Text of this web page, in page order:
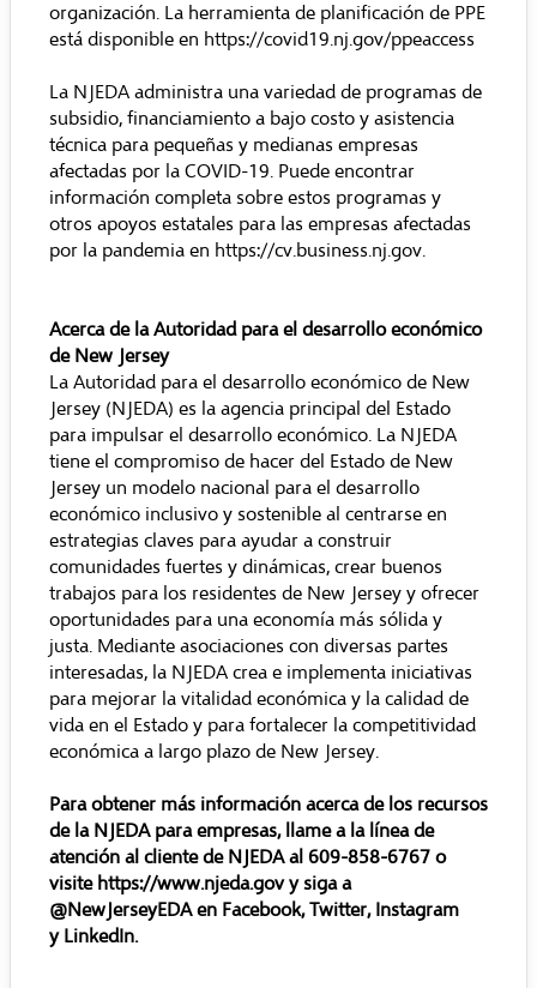
organización. La herramienta de planificación de PPE
está disponible en https://covid19.nj.gov/ppeaccess
La NJEDA administra una variedad de programas de
subsidio, financiamiento a bajo costo y asistencia
técnica para pequeñas y medianas empresas
afectadas por la COVID-19. Puede encontrar
información completa sobre estos programas y
otros apoyos estatales para las empresas afectadas
por la pandemia en https://cv.business.nj.gov.
Acerca de la Autoridad para el desarrollo económico
de New Jersey
La Autoridad para el desarrollo económico de New
Jersey (NJEDA) es la agencia principal del Estado
para impulsar el desarrollo económico. La NJEDA
tiene el compromiso de hacer del Estado de New
Jersey un modelo nacional para el desarrollo
económico inclusivo y sostenible al centrarse en
estrategias claves para ayudar a construir
comunidades fuertes y dinámicas, crear buenos
trabajos para los residentes de New Jersey y ofrecer
oportunidades para una economía más sólida y
justa. Mediante asociaciones con diversas partes
interesadas, la NJEDA crea e implementa iniciativas
para mejorar la vitalidad económica y la calidad de
vida en el Estado y para fortalecer la competitividad
económica a largo plazo de New Jersey.
Para obtener más información acerca de los recursos
de la NJEDA para empresas, llame a la línea de
atención al cliente de NJEDA al 609-858-6767 o
visite https://www.njeda.govy siga a
@NewJerseyEDA en Facebook,Twitter, Instagram
y LinkedIn.